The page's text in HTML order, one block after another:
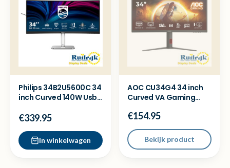
Philips 34B2U5600C 34
inch Curved 140W Usb
€339.95
In winkelwagen
AOC CU34G4 34 inch
Curved VA Gaming
Nieuw
€154.95
Bekijk product